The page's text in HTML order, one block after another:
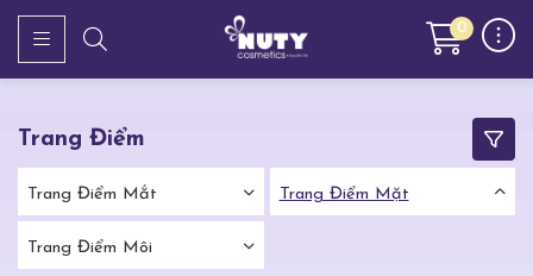
0
Trang Điểm
Trang Điểm Mắt Trang Điểm Mặt
Trang Điểm Môi